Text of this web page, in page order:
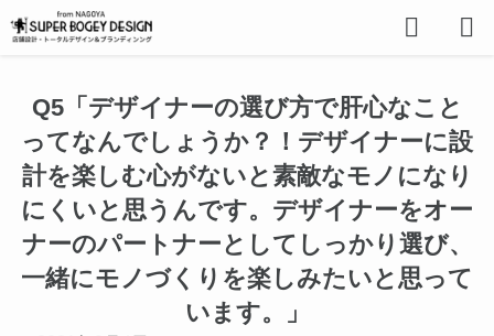
Q5「デザイナーの選び方で肝心なこと
ってなんでしょうか？！デザイナーに設
計を楽しむ心がないと素敵なモノになり
にくいと思うんです。デザイナーをオー
ナーのパートナーとしてしっかり選び、
一緒にモノづくりを楽しみたいと思って
います。」